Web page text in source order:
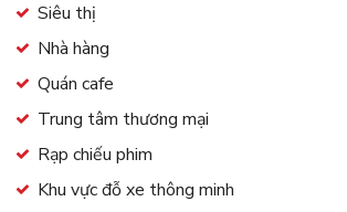
Siêu thị
Nhà hàng
Quán cafe
Trung tâm thương mại
Rạp chiếu phim
Khu vực đỗ xe thông minh